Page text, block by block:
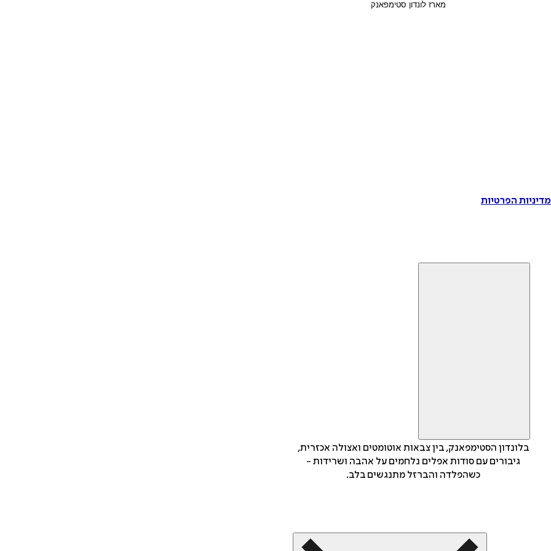
הפרטיות
בלונדון הסטימפאנק, בין צבאות אוטומטים ואצולה אכזרית,
גיבורים עם סודות אפלים נלחמים על אהבה ושרידות -
כשהפלדה והברזל מתנגשים בלב.